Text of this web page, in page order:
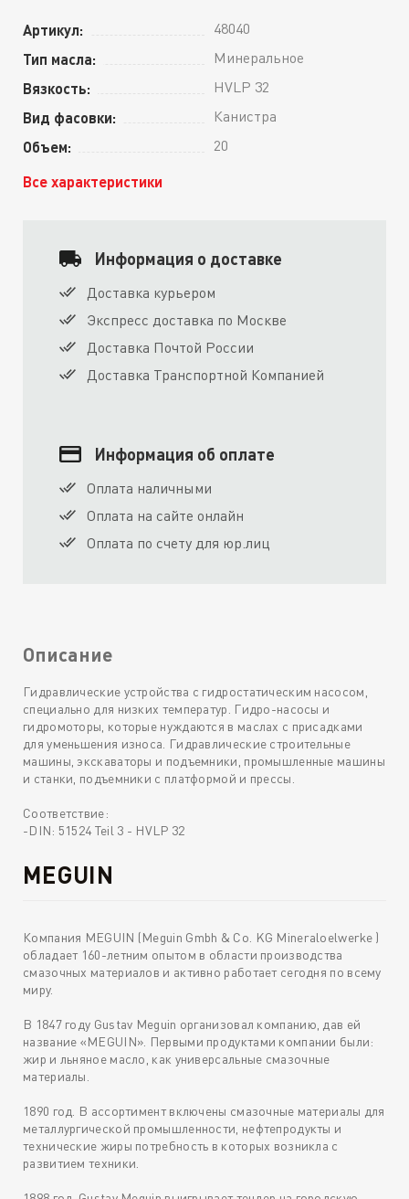
Артикул: 48040
Тип масла: Минеральное
Вязкость: HVLP 32
Вид фасовки: Канистра
Объем: 20
Все характеристики
Информация о доставке
Доставка курьером
Экспресс доставка по Москве
Доставка Почтой России
Доставка Транспортной Компанией
Информация об оплате
Оплата наличными
Оплата на сайте онлайн
Оплата по счету для юр.лиц
Описание
Гидравлические устройства с гидростатическим насосом,
специально для низких температур. Гидро-насосы и
гидромоторы, которые нуждаются в маслах с присадками
для уменьшения износа. Гидравлические строительные
машины, экскаваторы и подъемники, промышленные машины
и станки, подъемники с платформой и прессы.
Соответствие:
-DIN: 51524 Teil 3 - HVLP 32
MEGUIN
Компания MEGUIN (Meguin Gmbh & Co. KG Mineraloelwerke )
обладает 160-летним опытом в области производства
смазочных материалов и активно работает сегодня по всему
миру.
В 1847 году Gustav Meguin организовал компанию, дав ей
название «MEGUIN». Первыми продуктами компании были:
жир и льняное масло, как универсальные смазочные
материалы.
1890 год. В ассортимент включены смазочные материалы для
металлургической промышленности, нефтепродукты и
технические жиры потребность в которых возникла с
развитием техники.